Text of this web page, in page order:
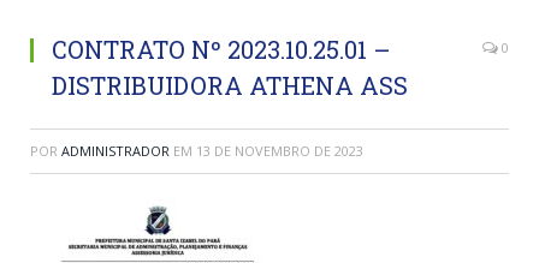
CONTRATO Nº 2023.10.25.01 –
DISTRIBUIDORA ATHENA ASS
0
POR ADMINISTRADOR EM 13 DE NOVEMBRO DE 2023